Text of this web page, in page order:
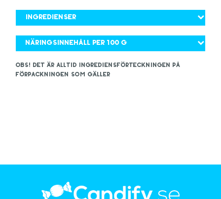
Ingredienser
Näringsinnehåll per 100 g
OBS! Det är alltid ingrediensförteckningen på
förpackningen som gäller